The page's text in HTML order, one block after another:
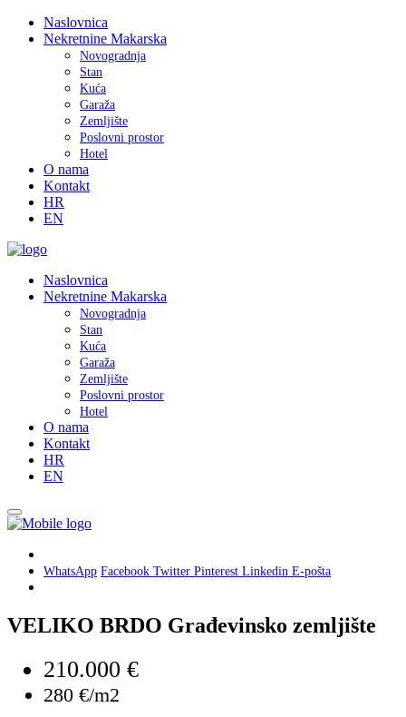
Naslovnica
Nekretnine Makarska
Novogradnja
Stan
Kuća
Garaža
Zemljište
Poslovni prostor
Hotel
O nama
Kontakt
HR
EN
Naslovnica
Nekretnine Makarska
Novogradnja
Stan
Kuća
Garaža
Zemljište
Poslovni prostor
Hotel
O nama
Kontakt
HR
EN
WhatsApp Facebook Twitter Pinterest Linkedin E-pošta
VELIKO BRDO Građevinsko zemljište
210.000 €
280 €/m2